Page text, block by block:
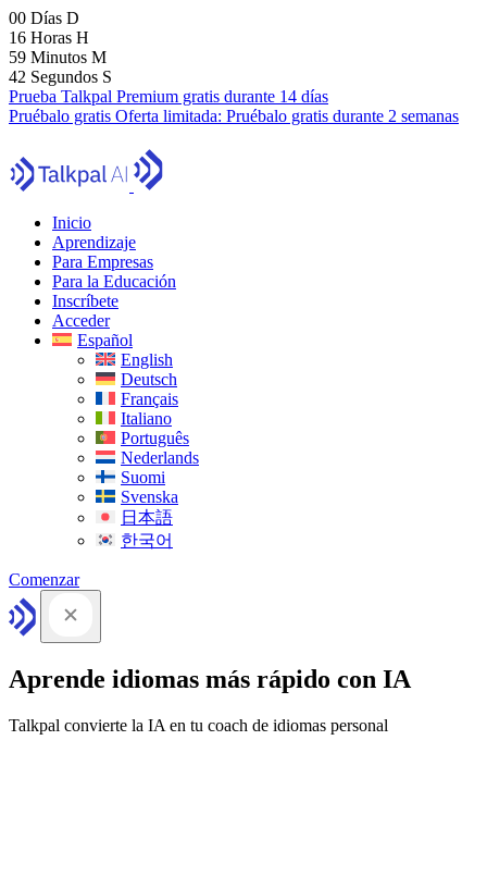
00 Días D
16 Horas H
59 Minutos M
40 Segundos S
Prueba Talkpal Premium gratis durante 14 días
Pruébalo gratis Oferta limitada: Pruébalo gratis durante 2 semanas
Inicio
Aprendizaje
Para Empresas
Para la Educación
Inscríbete
Acceder
Español
English
Deutsch
Français
Italiano
Português
Nederlands
Suomi
Svenska
日本語
한국어
Comenzar
Aprende idiomas más rápido con IA
Talkpal convierte la IA en tu coach de idiomas personal